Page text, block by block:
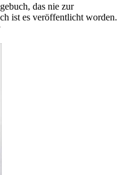
das nie zur
ist es veröffentlicht worden.